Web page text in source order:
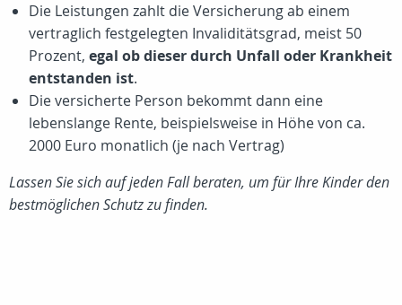
Die Leistungen zahlt die Versicherung ab einem
vertraglich festgelegten Invaliditätsgrad, meist 50
Prozent, egal ob dieser durch Unfall oder Krankheit
entstanden ist.
Die versicherte Person bekommt dann eine
lebenslange Rente, beispielsweise in Höhe von ca.
2000 Euro monatlich (je nach Vertrag)
Lassen Sie sich auf jeden Fall beraten, um für Ihre Kinder den
bestmöglichen Schutz zu finden.